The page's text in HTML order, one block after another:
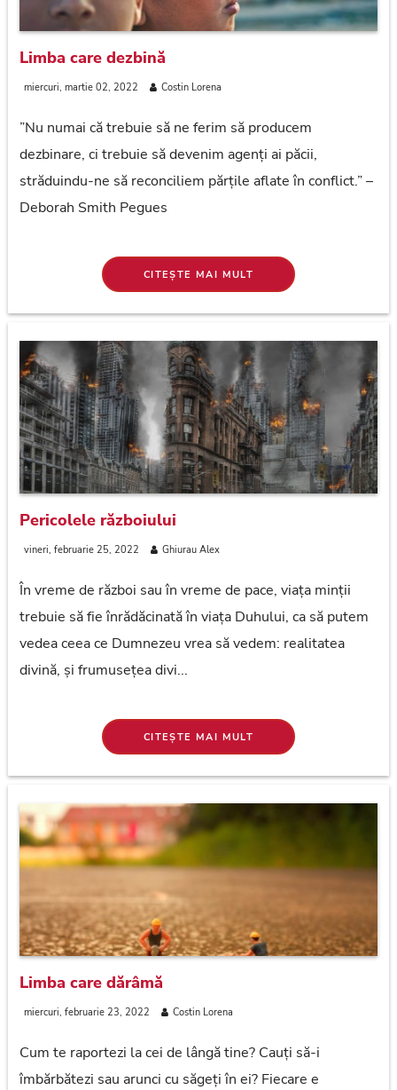
Limba care dezbină
miercuri, martie 02, 2022 Costin Lorena
”Nu numai că trebuie să ne ferim să producem
dezbinare, ci trebuie să devenim agenți ai păcii,
străduindu-ne să reconciliem părțile aflate în conflict.” –
Deborah Smith Pegues
CITEȘTE MAI MULT
Pericolele războiului
vineri, februarie 25, 2022 Ghiurau Alex
În vreme de război sau în vreme de pace, viața minții
trebuie să fie înrădăcinată în viața Duhului, ca să putem
vedea ceea ce Dumnezeu vrea să vedem: realitatea
divină, și frumusețea divi...
CITEȘTE MAI MULT
Limba care dărâmă
miercuri, februarie 23, 2022 Costin Lorena
Cum te raportezi la cei de lângă tine? Cauți să-i
îmbărbătezi sau arunci cu săgeți în ei? Fiecare e